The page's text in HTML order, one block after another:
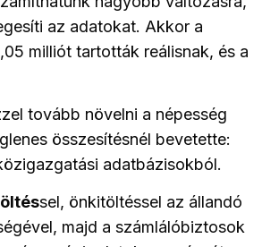
az adatokat. Akkor a
milliót tartották reálisnak, és a
tovább növelni a népesség
összesítésnél bevetette:
adatbázisokból.
sel, önkitöltéssel az állandó
majd a számlálóbiztosok